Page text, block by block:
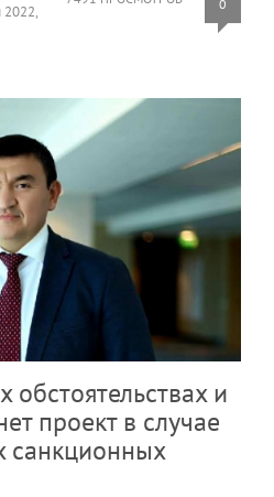
0
2022,
обстоятельствах и
проект в случае
санкционных